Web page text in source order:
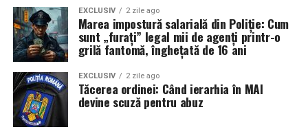
EXCLUSIV 2 zile ago
Marea impostură salarială din Poliție: Cum
sunt „furați” legal mii de agenți printr-o
grilă fantomă, înghețată de 16 ani
EXCLUSIV 2 zile ago
Tăcerea ordinei: Când ierarhia în MAI
devine scuză pentru abuz